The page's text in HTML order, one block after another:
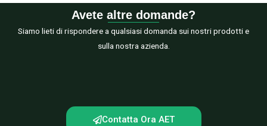
Avete altre domande?
Siamo lieti di rispondere a qualsiasi domanda sui nostri prodotti e
sulla nostra azienda.
Contatta Ora AET